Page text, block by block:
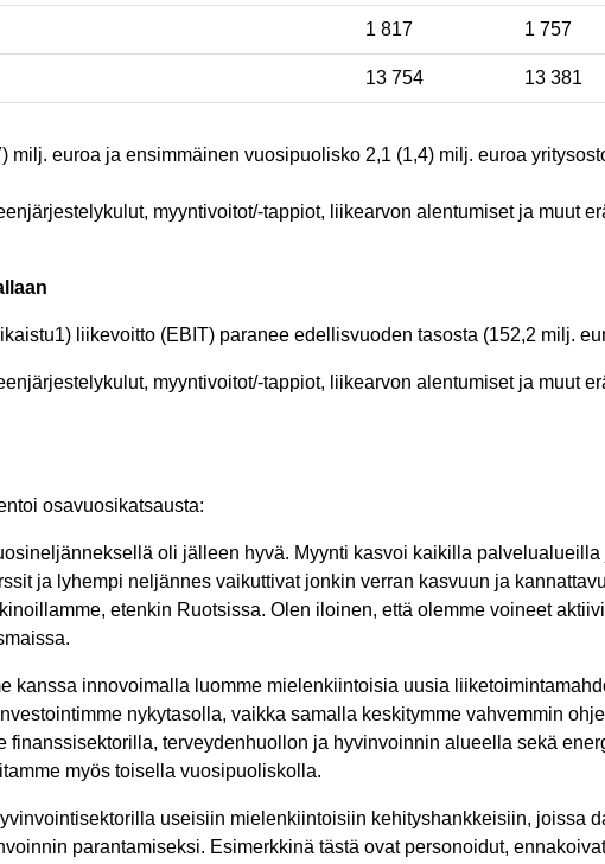
1 817 1 757
13 754 13 381
milj. euroa ja ensimmäinen vuosipuolisko 2,1 (1,4) milj. euroa
myyntivoitot/-tappiot, liikearvon alentumiset ja muut
liikevoitto (EBIT) paranee edellisvuoden tasosta (152,2 milj.
myyntivoitot/-tappiot, liikearvon alentumiset ja muut
osavuosikatsausta:
oli jälleen hyvä. Myynti kasvoi kaikilla
ja lyhempi neljännes vaikuttivat jonkin verran kasvuun ja
etenkin Ruotsissa. Olen iloinen, että olemme voineet
kanssa innovoimalla luomme mielenkiintoisia uusia
nykytasolla, vaikka samalla keskitymme vahvemmin
finanssisektorilla, terveydenhuollon ja hyvinvoinnin alueella sekä
myös toisella vuosipuoliskolla.
useisiin mielenkiintoisiin kehityshankkeisiin, joissa
parantamiseksi. Esimerkkinä tästä ovat personoidut,